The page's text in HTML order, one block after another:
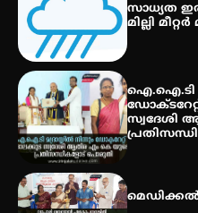
എസ് എൻ
ബാലൻ
സാധ്യത
മില്ലി
ഐ.ഐ.ടി
സ്വദേശി
മെഡിക്കൽ